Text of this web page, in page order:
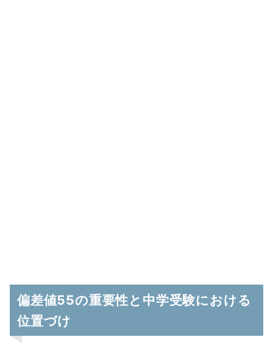
偏差値55の重要性と中学受験における
位置づけ